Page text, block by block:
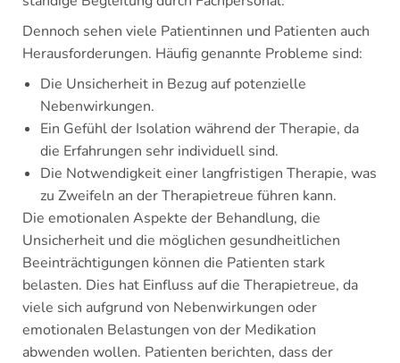
Dennoch sehen viele Patientinnen und Patienten auch
Herausforderungen. Häufig genannte Probleme sind:
Die Unsicherheit in Bezug auf potenzielle
Nebenwirkungen.
Ein Gefühl der Isolation während der Therapie, da
die Erfahrungen sehr individuell sind.
Die Notwendigkeit einer langfristigen Therapie, was
zu Zweifeln an der Therapietreue führen kann.
Die emotionalen Aspekte der Behandlung, die
Unsicherheit und die möglichen gesundheitlichen
Beeinträchtigungen können die Patienten stark
belasten. Dies hat Einfluss auf die Therapietreue, da
viele sich aufgrund von Nebenwirkungen oder
emotionalen Belastungen von der Medikation
abwenden wollen. Patienten berichten, dass der